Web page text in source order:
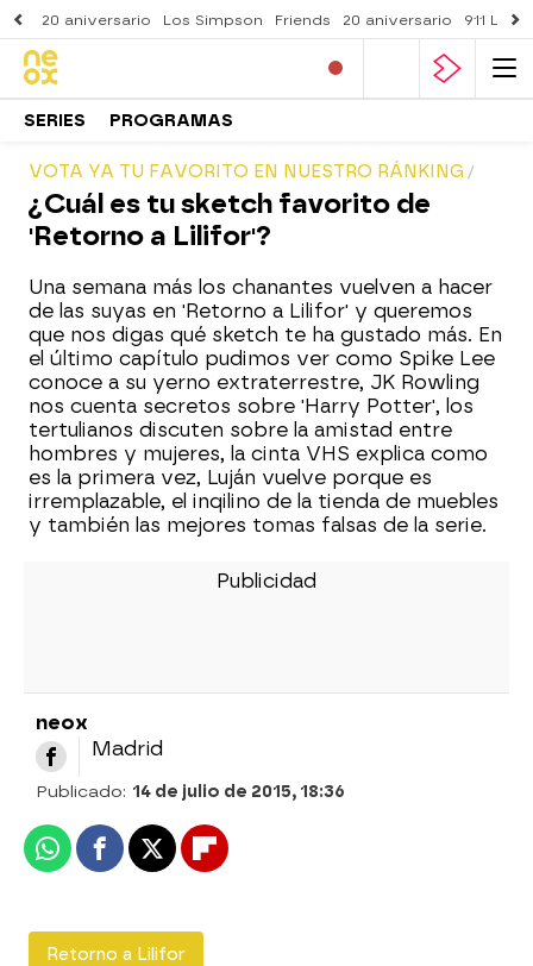
20 aniversario Los Simpson Friends 20 aniversario 911
SERIES PROGRAMAS
VOTA YA TU FAVORITO EN NUESTRO RÁNKING
¿Cuál es tu sketch favorito de
'Retorno a Lilifor'?
Una semana más los chanantes vuelven a hacer
de las suyas en 'Retorno a Lilifor' y queremos
que nos digas qué sketch te ha gustado más. En
el último capítulo pudimos ver como Spike Lee
conoce a su yerno extraterrestre, JK Rowling
nos cuenta secretos sobre 'Harry Potter', los
tertulianos discuten sobre la amistad entre
hombres y mujeres, la cinta VHS explica como
es la primera vez, Luján vuelve porque es
irremplazable, el inqilino de la tienda de muebles
y también las mejores tomas falsas de la serie.
neox
Madrid
Publicado: 14 de julio de 2015, 18:36
WhatsappFacebook
X Flipboard
Retorno a Lilifor